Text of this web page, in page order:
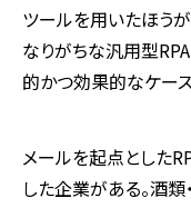
ツールを用いたほう
なりがちな汎用型
的かつ効果的なケー
メールを起点とした
した企業がある。酒